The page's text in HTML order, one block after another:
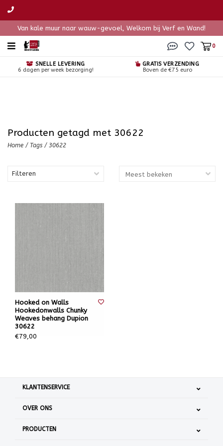
Van kale muur naar wauw-gevoel, Welkom bij Verf en Wand!
0
SNELLE LEVERING
6 dagen per week bezorging!
GRATIS VERZENDING
Boven de €75 euro
Producten getagd met 30622
Home / Tags / 30622
Filteren
Hooked on Walls
Hookedonwalls Chunky
Weaves behang Dupion
30622
€79,00
KLANTENSERVICE
OVER ONS
PRODUCTEN